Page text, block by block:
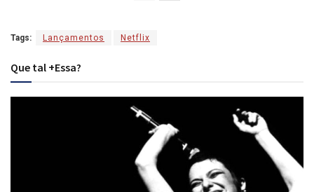
Tags: Lançamentos Netflix
Que tal +Essa?